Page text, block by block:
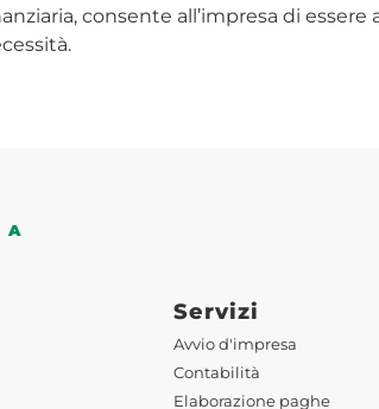
consente all’impresa di
Servizi
Avvio d'impresa
Contabilità
Elaborazione paghe